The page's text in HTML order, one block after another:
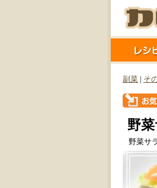
副菜 そ
野
野菜サ